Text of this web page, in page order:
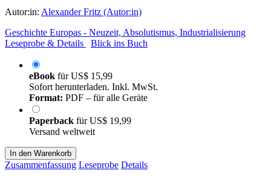
Autor:in: Alexander Fritz (Autor:in)
Geschichte Europas - Neuzeit, Absolutismus, Industrialisierung
Leseprobe & Details
Blick ins Buch
eBook fürUS$ 15,99
Sofort herunterladen. Inkl. MwSt.
Format: PDF – für alle Geräte
Paperback fürUS$ 19,99
Versand weltweit
In den Warenkorb
Zusammenfassung Leseprobe Details